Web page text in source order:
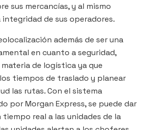
sus mercancías, y al mismo
de sus operadores.
además de ser una
en cuanto a seguridad,
de logística ya que
tiempos de traslado y planear
las rutas. Con el sistema
por Morgan Express, se puede dar
real a las unidades de la